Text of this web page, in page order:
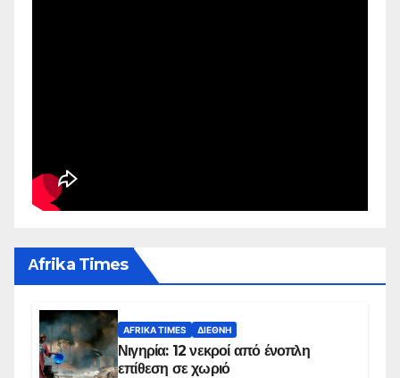
Αfrika Times
AFRIKA TIMES ΔΙΕΘΝΉ
Νιγηρία: 12 νεκροί από ένοπλη
επίθεση σε χωριό